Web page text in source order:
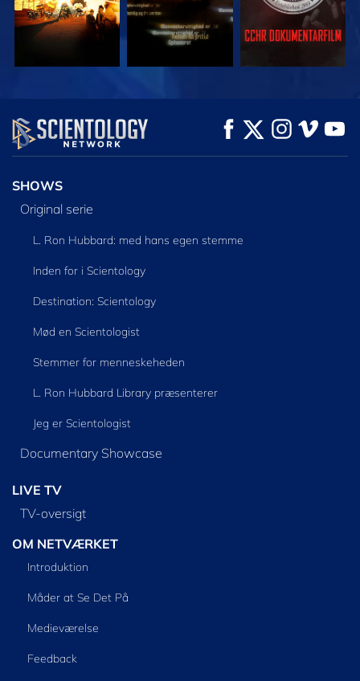
SE UDFORSK SERIEN
SHOWS
Original serie
L. Ron Hubbard: med hans egen stemme
Inden for i Scientology
Destination: Scientology
Mød en Scientologist
Stemmer for menneskeheden
L. Ron Hubbard Library præsenterer
Jeg er Scientologist
Documentary Showcase
LIVE TV
TV-oversigt
OM NETVÆRKET
Introduktion
Måder at Se Det På
Medieværelse
Feedback